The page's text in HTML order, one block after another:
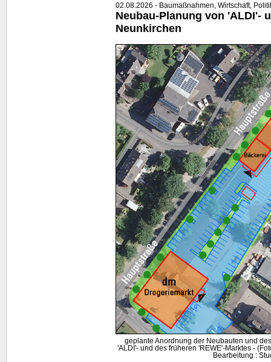
02.08.2026 - Baumaßnahmen, Wirtschaft,
Neubau-Planung von 'ALDI'-
Neunkirchen
geplante Anordnung der Neubauten und
'ALDI'- und des früheren 'REWE'-Marktes -
Bearbeitung :